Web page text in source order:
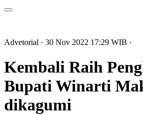
Advetorial · 30 Nov 2022 17:29 WIB ·
Kembali Raih
Bupati Winarti
dikagumi